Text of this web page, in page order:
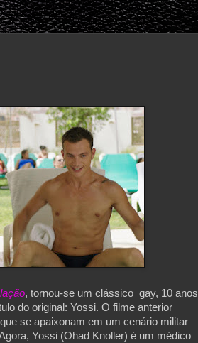
, tornou-se um clássico  gay, 10 anos
do original: Yossi. O filme anterior
se apaixonam em um cenário militar
Yossi (Ohad Knoller) é um médico